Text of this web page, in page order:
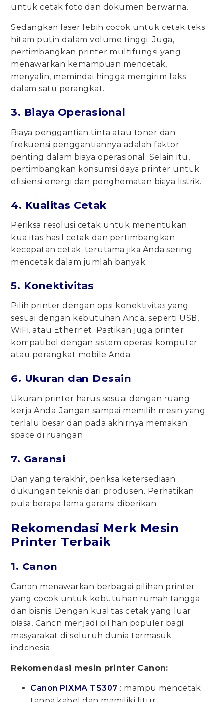
untuk cetak foto dan dokumen berwarna.
Sedangkan laser lebih cocok untuk cetak teks
hitam putih dalam volume tinggi. Juga,
pertimbangkan printer multifungsi yang
menawarkan kemampuan mencetak,
menyalin, memindai hingga mengirim faks
dalam satu perangkat.
3. Biaya Operasional
Biaya penggantian tinta atau toner dan
frekuensi penggantiannya adalah faktor
penting dalam biaya operasional. Selain itu,
pertimbangkan konsumsi daya printer untuk
efisiensi energi dan penghematan biaya listrik.
4. Kualitas Cetak
Periksa resolusi cetak untuk menentukan
kualitas hasil cetak dan pertimbangkan
kecepatan cetak, terutama jika Anda sering
mencetak dalam jumlah banyak.
5. Konektivitas
Pilih printer dengan opsi konektivitas yang
sesuai dengan kebutuhan Anda, seperti USB,
WiFi, atau Ethernet. Pastikan juga printer
kompatibel dengan sistem operasi komputer
atau perangkat mobile Anda.
6. Ukuran dan Desain
Ukuran printer harus sesuai dengan ruang
kerja Anda. Jangan sampai memilih mesin yang
terlalu besar dan pada akhirnya memakan
space di ruangan.
7. Garansi
Dan yang terakhir, periksa ketersediaan
dukungan teknis dari produsen. Perhatikan
pula berapa lama garansi diberikan.
Rekomendasi Merk Mesin
Printer Terbaik
1. Canon
Canon menawarkan berbagai pilihan printer
yang cocok untuk kebutuhan rumah tangga
dan bisnis. Dengan kualitas cetak yang luar
biasa, Canon menjadi pilihan populer bagi
masyarakat di seluruh dunia termasuk
indonesia.
Rekomendasi mesin printer Canon:
Canon PIXMA TS307 : mampu mencetak